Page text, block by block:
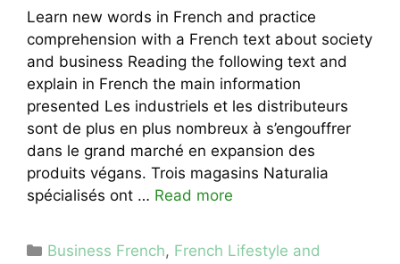
Learn new words in French and practice
comprehension with a French text about society
and business Reading the following text and
explain in French the main information
presented Les industriels et les distributeurs
sont de plus en plus nombreux à s’engouffrer
dans le grand marché en expansion des
produits végans. Trois magasins Naturalia
spécialisés ont … Read more
Categories
Business French, French Lifestyle and